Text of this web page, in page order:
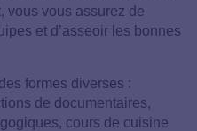
vous vous assurez de
et d’asseoir les bonnes
formes diverses :
de documentaires,
cours de cuisine